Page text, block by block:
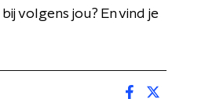
volgens jou? En vind je